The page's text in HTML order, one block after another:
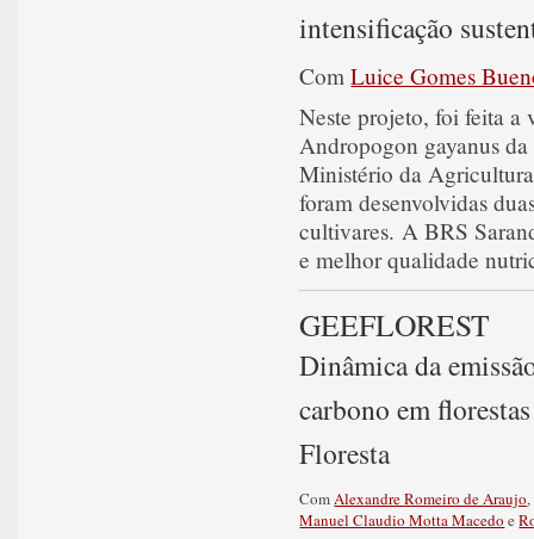
intensificação
ComLuice Gomes
Neste projeto, foi feita
Andropogon gayanus
Ministério da
foram desenvolvidas
cultivares. A BRS
e melhor qualidade
GEEFLOREST
Dinâmica da
carbono em
Floresta
Com Alexandre Romeiro de Araujo,
Manuel Claudio Motta Macedo e